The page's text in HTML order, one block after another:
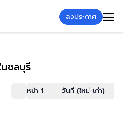
ลงประกาศ
นชลบุรี
หน้า 1 วันที่ (ใหม่-เก่า)